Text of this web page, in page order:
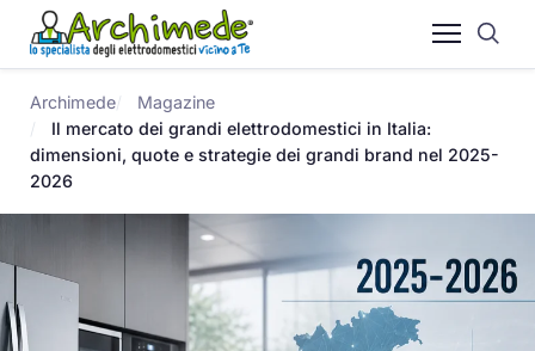
Archimede
Magazine
Il mercato dei grandi elettrodomestici in Italia:
dimensioni, quote e strategie dei grandi brand nel 2025-
2026